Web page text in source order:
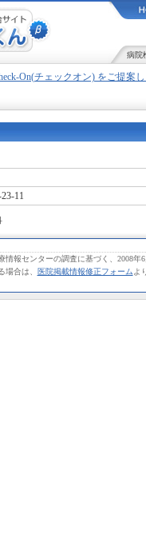
病院
On(チェックオン) をご提案
11
情報センターの調査に基づく、2008年
場合は、
医院掲載情報修正フォーム よ